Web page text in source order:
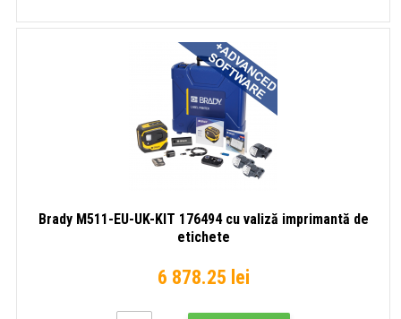
Brady M511-EU-UK-KIT 176494 cu valiză imprimantă de
etichete
6 878.25 lei